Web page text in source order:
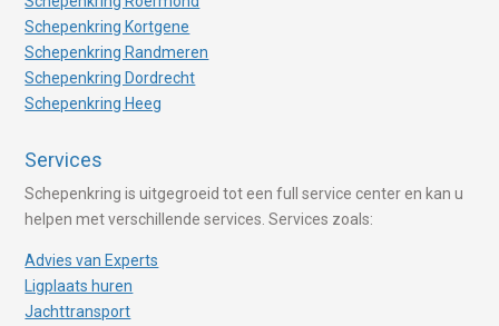
Schepenkring Kortgene
Schepenkring Randmeren
Schepenkring Dordrecht
Schepenkring Heeg
Services
Schepenkring is uitgegroeid tot een full service center en kan u
helpen met verschillende services. Services zoals:
Advies van Experts
Ligplaats huren
Jachttransport